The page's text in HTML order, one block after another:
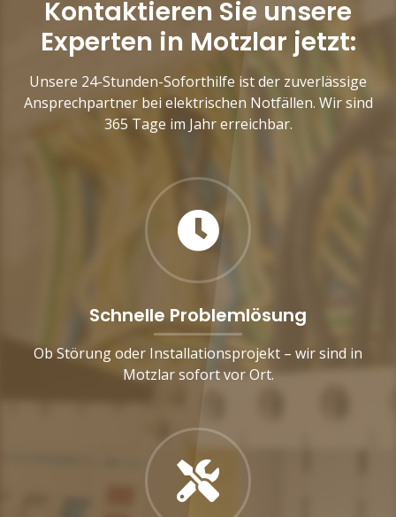
Kontaktieren Sie unsere
Experten in Motzlar jetzt:
Unsere 24-Stunden-Soforthilfe ist der zuverlässige
Ansprechpartner bei elektrischen Notfällen. Wir sind
365 Tage im Jahr erreichbar.
Schnelle Problemlösung
Ob Störung oder Installationsprojekt – wir sind in
Motzlar sofort vor Ort.